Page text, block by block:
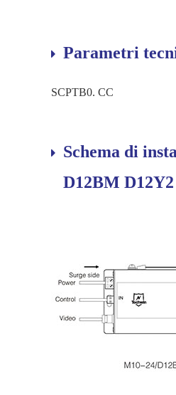
Parametri
SCPTB0. CC
Schema di
D12BM D12Y2